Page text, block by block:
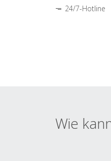
24/7-Hotline
Wie